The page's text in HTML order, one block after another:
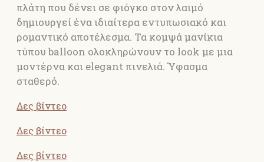
πλάτη που δένει σε φιόγκο στον λαιμό
δημιουργεί ένα ιδιαίτερα εντυπωσιακό και
ρομαντικό αποτέλεσμα. Τα κομψά μανίκια
τύπου balloon ολοκληρώνουν το look με μια
μοντέρνα και elegant πινελιά. Ύφασμα
σταθερό.
Δες βίντεο
Δες βίντεο
Δες βίντεο